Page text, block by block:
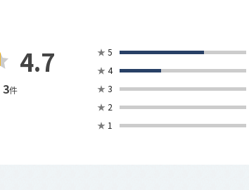
4.7
3件
★ 5
★ 4
★ 3
★ 2
★ 1